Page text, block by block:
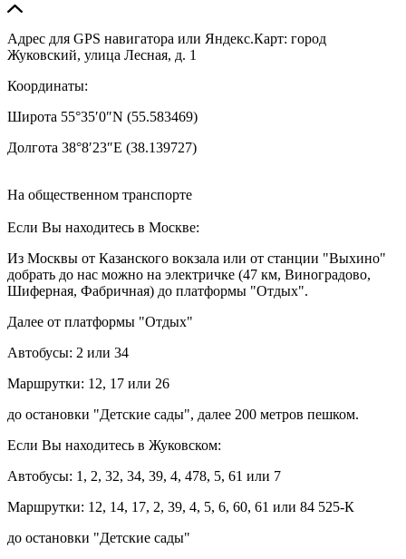
Адрес для GPS навигатора или Яндекс.Карт: город
Жуковский, улица Лесная, д. 1
Координаты:
Широта 55°35′0″N (55.583469)
Долгота 38°8′23″E (38.139727)
На общественном транспорте
Если Вы находитесь в Москве:
Из Москвы от Казанского вокзала или от станции "Выхино"
добрать до нас можно на электричке (47 км, Виноградово,
Шиферная, Фабричная) до платформы "Отдых".
Далее от платформы "Отдых"
Автобусы: 2 или 34
Маршрутки: 12, 17 или 26
до остановки "Детские сады", далее 200 метров пешком.
Если Вы находитесь в Жуковском:
Автобусы: 1, 2, 32, 34, 39, 4, 478, 5, 61 или 7
Маршрутки: 12, 14, 17, 2, 39, 4, 5, 6, 60, 61 или 84 525-К
до остановки "Детские сады"